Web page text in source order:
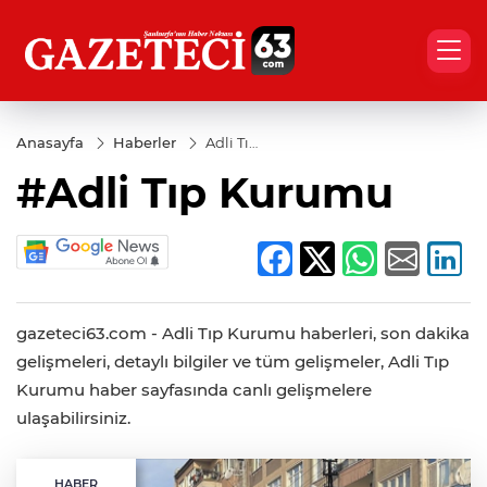
Anasayfa Haberler
Adli Tıp
#Adli Tıp Kurumu
gazeteci63.com - Adli Tıp Kurumu haberleri, son dakika
gelişmeleri, detaylı bilgiler ve tüm gelişmeler, Adli Tıp
Kurumu haber sayfasında canlı gelişmelere
ulaşabilirsiniz.